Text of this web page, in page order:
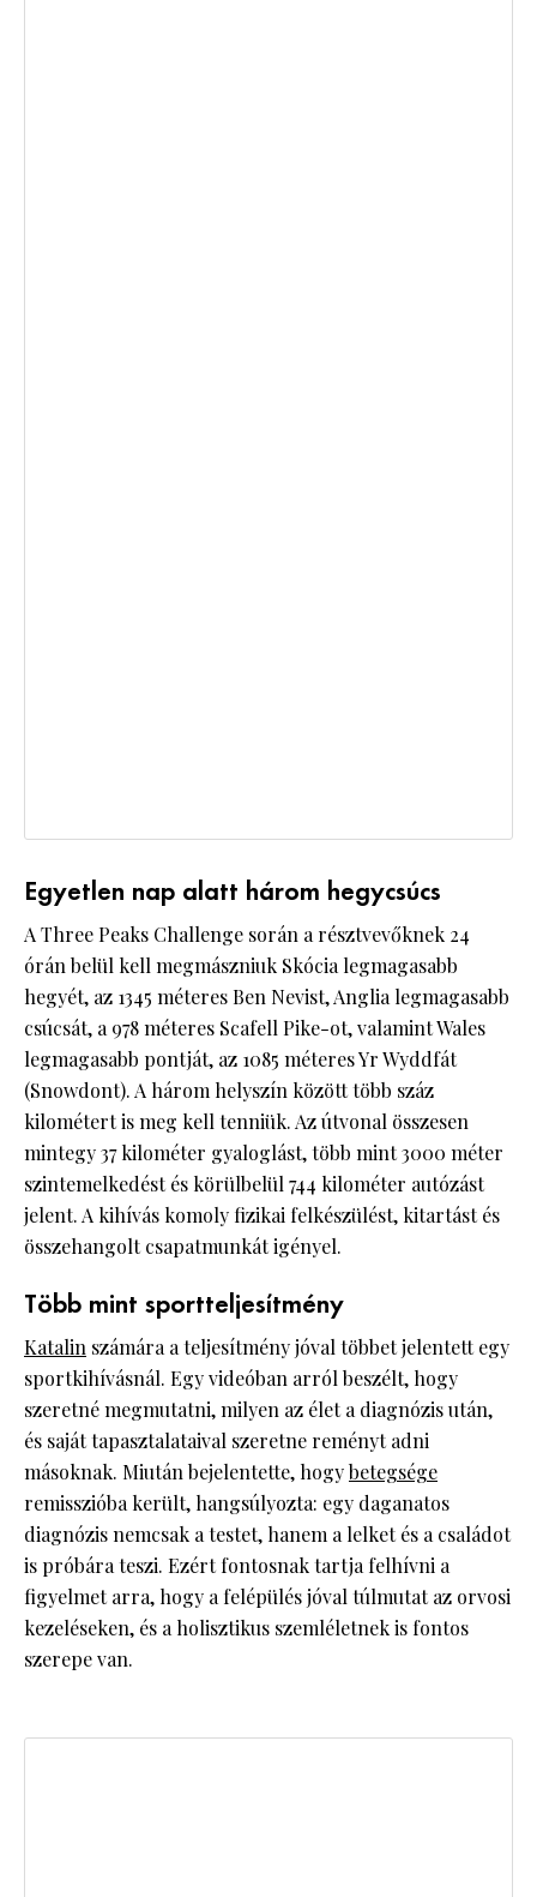
Egyetlen nap alatt három hegycsúcs
A Three Peaks Challenge során a résztvevőknek 24
órán belül kell megmászniuk Skócia legmagasabb
hegyét, az 1345 méteres Ben Nevist, Anglia legmagasabb
csúcsát, a 978 méteres Scafell Pike-ot, valamint Wales
legmagasabb pontját, az 1085 méteres Yr Wyddfát
(Snowdont). A három helyszín között több száz
kilométert is meg kell tenniük. Az útvonal összesen
mintegy 37 kilométer gyaloglást, több mint 3000 méter
szintemelkedést és körülbelül 744 kilométer autózást
jelent. A kihívás komoly fizikai felkészülést, kitartást és
összehangolt csapatmunkát igényel.
Több mint sportteljesítmény
Katalin számára a teljesítmény jóval többet jelentett egy
sportkihívásnál. Egy videóban arról beszélt, hogy
szeretné megmutatni, milyen az élet a diagnózis után,
és saját tapasztalataival szeretne reményt adni
másoknak. Miután bejelentette, hogybetegsége
remisszióba került, hangsúlyozta: egy daganatos
diagnózis nemcsak a testet, hanem a lelket és a családot
is próbára teszi. Ezért fontosnak tartja felhívni a
figyelmet arra, hogy a felépülés jóval túlmutat az orvosi
kezeléseken, és a holisztikus szemléletnek is fontos
szerepe van.